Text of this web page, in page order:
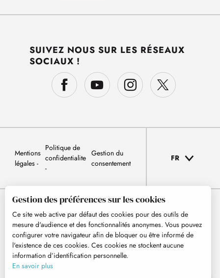
SUIVEZ NOUS SUR LES RÉSEAUX
SOCIAUX !
Mentions
légales
Politique de
confidentialite
Gestion du
consentement
FR
Gestion des préférences sur les cookies
Ce site web active par défaut des cookies pour des outils de
mesure d'audience et des fonctionnalités anonymes. Vous pouvez
configurer votre navigateur afin de bloquer ou être informé de
l'existence de ces cookies. Ces cookies ne stockent aucune
information d’identification personnelle.
En savoir plus